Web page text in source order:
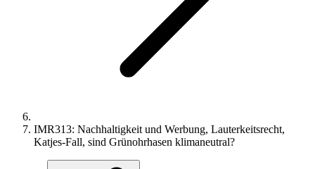
IMR313: Nachhaltigkeit und Werbung, Lauterkeitsrecht,
Katjes-Fall, sind Grünohrhasen klimaneutral?